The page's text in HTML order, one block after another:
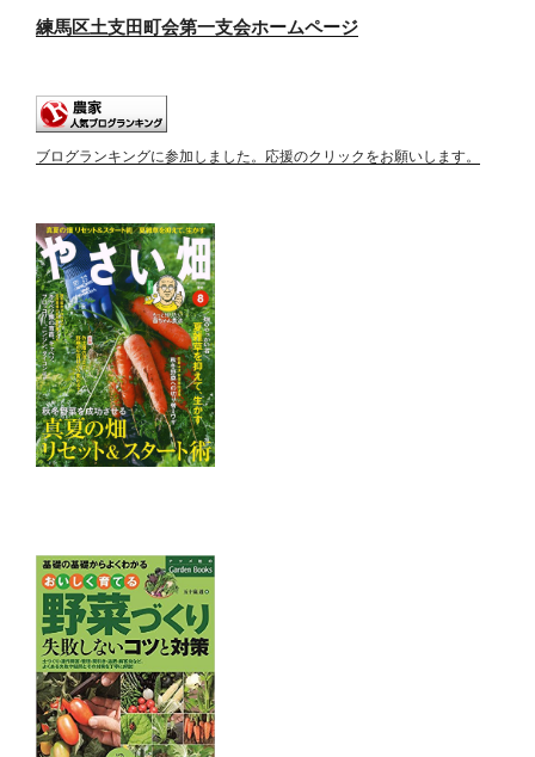
練馬区土支田町会第一支会ホームページ
ブログランキングに参加しました。応援のクリックをお願いします。